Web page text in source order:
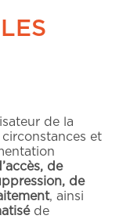
de la
circonstances et
de
de
, ainsi
de